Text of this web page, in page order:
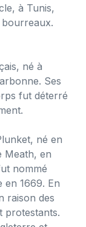
à Tunis,
né à
Ses
fut déterré
né en
Meath, en
nommé
en 1669. En
raison des
protestants.